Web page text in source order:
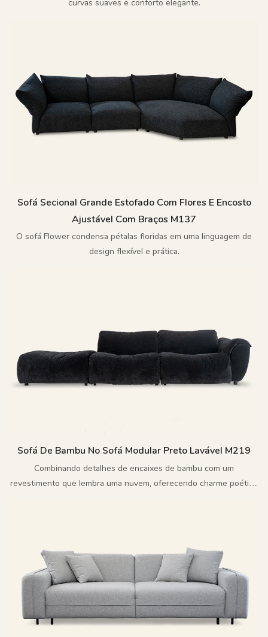
curvas suaves e conforto elegante.
Sofá Secional Grande Estofado Com Flores E Encosto
Ajustável Com Braços M137
O sofá Flower condensa pétalas floridas em uma linguagem de
design flexível e prática.
Sofá De Bambu No Sofá Modular Preto Lavável M219
Combinando detalhes de encaixes de bambu com um
revestimento que lembra uma nuvem, oferecendo charme poético